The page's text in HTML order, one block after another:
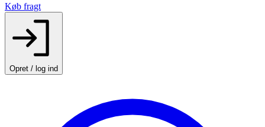
Køb fragt
Opret / log ind